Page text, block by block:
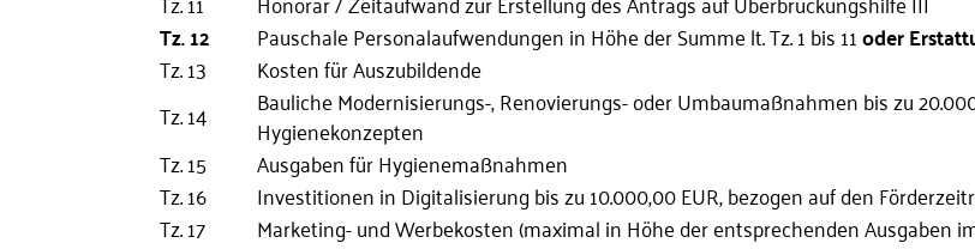
Tz. 12
Pauschale Personalaufwendungen in Höhe der Summe lt. Tz. 1 bis 11oder
Tz. 13
Kosten für Auszubildende
Tz. 14
Bauliche Modernisierungs-, Renovierungs- oder Umbaumaßnahmen bis zu
Hygienekonzepten
Tz. 15
Ausgaben für Hygienemaßnahmen
Tz. 16
Investitionen in Digitalisierung bis zu 10.000,00 EUR, bezogen auf den
Tz. 17
Marketing- und Werbekosten (maximal in Höhe der entsprechenden Ausgaben